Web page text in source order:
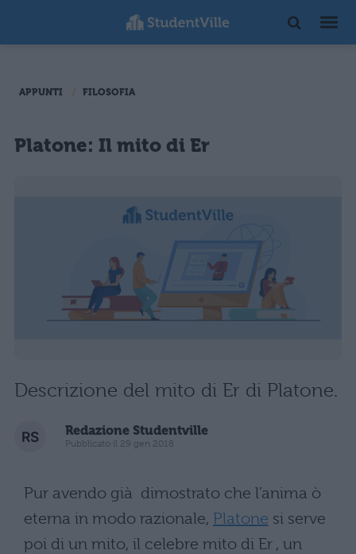
APPUNTI FILOSOFIA
Platone: Il mito di Er
Descrizione del mito di Er di Platone.
Redazione Studentville
Pubblicato il 29 gen 2018
Pur avendo già dimostrato che l’anima ò
eterna in modo razionale, Platone si serve
poi di un mito, il celebre mito di Er , un